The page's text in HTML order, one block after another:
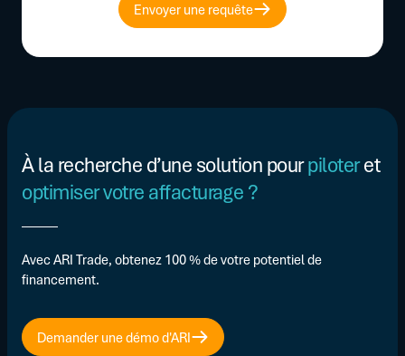
Envoyer une requête
À la recherche d’une solution pourpiloteret
optimiser votre affacturage ?
Avec ARI Trade, obtenez 100 % de votre potentiel de
financement.
Demander une démo d'ARI